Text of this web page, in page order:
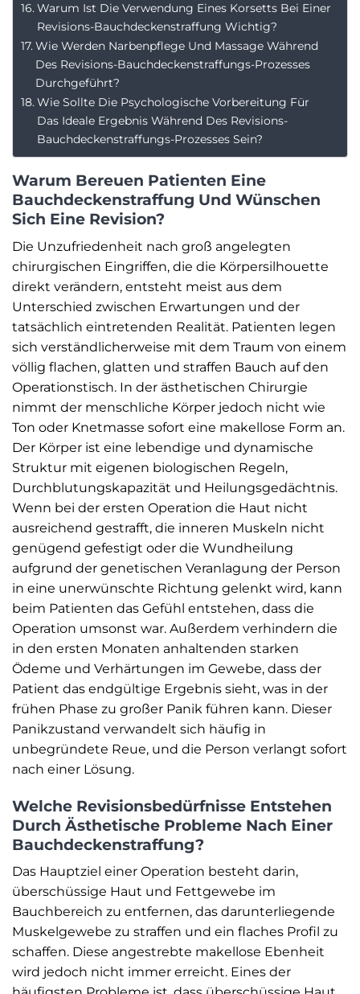
Warum Ist Die Verwendung Eines Korsetts Bei Einer
Revisions-Bauchdeckenstraffung Wichtig?
Wie Werden Narbenpflege Und Massage Während
Des Revisions-Bauchdeckenstraffungs-Prozesses
Durchgeführt?
Wie Sollte Die Psychologische Vorbereitung Für
Das Ideale Ergebnis Während Des Revisions-
Bauchdeckenstraffungs-Prozesses Sein?
Warum Bereuen Patienten Eine
Bauchdeckenstraffung Und Wünschen
Sich Eine Revision?
Die Unzufriedenheit nach groß angelegten
chirurgischen Eingriffen, die die Körpersilhouette
direkt verändern, entsteht meist aus dem
Unterschied zwischen Erwartungen und der
tatsächlich eintretenden Realität. Patienten legen
sich verständlicherweise mit dem Traum von einem
völlig flachen, glatten und straffen Bauch auf den
Operationstisch. In der ästhetischen Chirurgie
nimmt der menschliche Körper jedoch nicht wie
Ton oder Knetmasse sofort eine makellose Form an.
Der Körper ist eine lebendige und dynamische
Struktur mit eigenen biologischen Regeln,
Durchblutungskapazität und Heilungsgedächtnis.
Wenn bei der ersten Operation die Haut nicht
ausreichend gestrafft, die inneren Muskeln nicht
genügend gefestigt oder die Wundheilung
aufgrund der genetischen Veranlagung der Person
in eine unerwünschte Richtung gelenkt wird, kann
beim Patienten das Gefühl entstehen, dass die
Operation umsonst war. Außerdem verhindern die
in den ersten Monaten anhaltenden starken
Ödeme und Verhärtungen im Gewebe, dass der
Patient das endgültige Ergebnis sieht, was in der
frühen Phase zu großer Panik führen kann. Dieser
Panikzustand verwandelt sich häufig in
unbegründete Reue, und die Person verlangt sofort
nach einer Lösung.
Welche Revisionsbedürfnisse Entstehen
Durch Ästhetische Probleme Nach Einer
Bauchdeckenstraffung?
Das Hauptziel einer Operation besteht darin,
überschüssige Haut und Fettgewebe im
Bauchbereich zu entfernen, das darunterliegende
Muskelgewebe zu straffen und ein flaches Profil zu
schaffen. Diese angestrebte makellose Ebenheit
wird jedoch nicht immer erreicht. Eines der